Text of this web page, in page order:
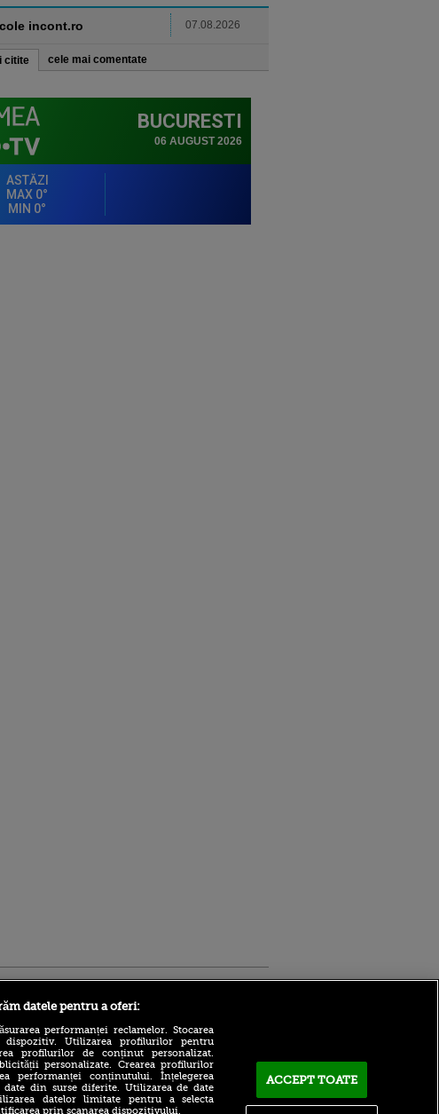
incont.ro 07.08.2026
citite cele mai comentate
datele pentru a oferi:
performanței reclamelor. Stocarea
Utilizarea profilurilor pentru
profilurilor de conținut personalizat.
personalizate. Crearea profilurilor
performanței conținutului. Înțelegerea
din surse diferite. Utilizarea de date
datelor limitate pentru a selecta
prin scanarea dispozitivului.
ACCEPT TOATE